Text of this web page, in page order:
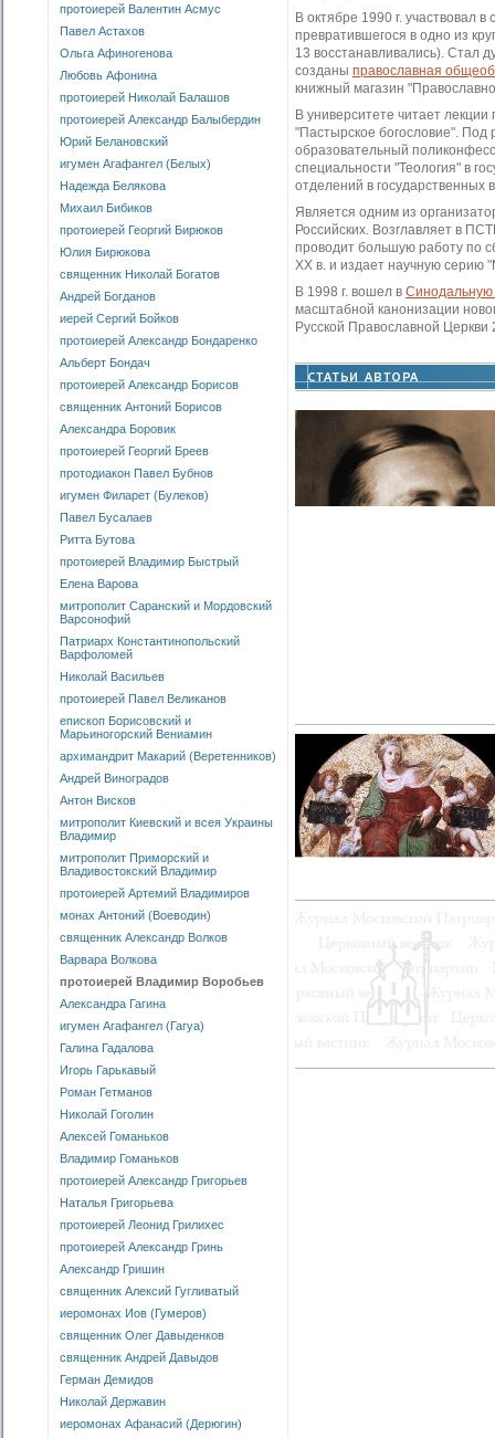
протоиерей Валентин Асмус
Павел Астахов
Ольга Афиногенова
Любовь Афонина
протоиерей Николай Балашов
протоиерей Александр Балыбердин
Юрий Белановский
игумен Агафангел (Белых)
Надежда Белякова
Михаил Бибиков
протоиерей Георгий Бирюков
Юлия Бирюкова
священник Николай Богатов
Андрей Богданов
иерей Сергий Бойков
протоиерей Александр Бондаренко
Альберт Бондач
протоиерей Александр Борисов
священник Антоний Борисов
Александра Боровик
протоиерей Георгий Бреев
протодиакон Павел Бубнов
игумен Филарет (Булеков)
Павел Бусалаев
Ритта Бутова
протоиерей Владимир Быстрый
Елена Варова
митрополит Саранский и Мордовский
Варсонофий
Патриарх Константинопольский
Варфоломей
Николай Васильев
протоиерей Павел Великанов
епископ Борисовский и
Марьиногорский Вениамин
архимандрит Макарий (Веретенников)
Андрей Виноградов
Антон Висков
митрополит Киевский и всея Украины
Владимир
митрополит Приморский и
Владивостокский Владимир
протоиерей Артемий Владимиров
монах Антоний (Воеводин)
священник Александр Волков
Варвара Волкова
протоиерей Владимир Воробьев
Александра Гагина
игумен Агафангел (Гагуа)
Галина Гадалова
Игорь Гарькавый
Роман Гетманов
Николай Гоголин
Алексей Гоманьков
Владимир Гоманьков
протоиерей Александр Григорьев
Наталья Григорьева
протоиерей Леонид Грилихес
протоиерей Александр Гринь
Александр Гришин
священник Алексий Гугливатый
иеромонах Иов (Гумеров)
священник Олег Давыденков
священник Андрей Давыдов
Герман Демидов
Николай Державин
иеромонах Афанасий (Дерюгин)
В октябре 1990 г. участвовал
превратившегося в одно из
13 восстанавливались). Стал
созданы православная
книжный магазин
В университете читает
"Пастырское богословие".
образовательный
специальности "Теология" в
отделений в государственных
Является одним из
Российских. Возглавляет в
проводит большую работу по
XX в. и издает научную серию
В 1998 г. вошел в Синодальную
масштабной канонизации
Русской Православной Церкви